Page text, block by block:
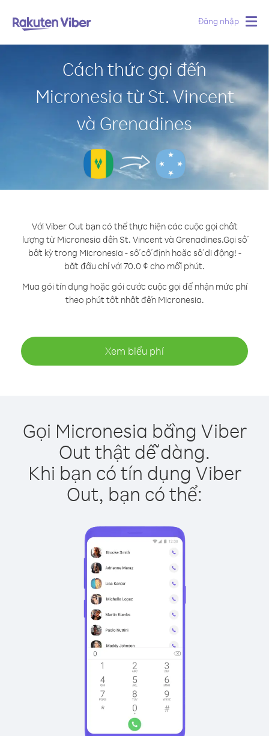
Đăng nhập
Cách thức gọi đến
Micronesia từ St. Vincent
và Grenadines
Với Viber Out bạn có thể thực hiện các cuộc gọi chất
lượng từ Micronesia đến St. Vincent và Grenadines.Gọi số
bất kỳ trong Micronesia - số cố định hoặc số di động! -
bắt đầu chỉ với 70.0 ¢ cho mỗi phút.
Mua gói tín dụng hoặc gói cước cuộc gọi để nhận mức phí
theo phút tốt nhất đến Micronesia.
Xem biểu phí
Gọi Micronesia bằng Viber
Out thật dễ dàng.
Khi bạn có tín dụng Viber
Out, bạn có thể: